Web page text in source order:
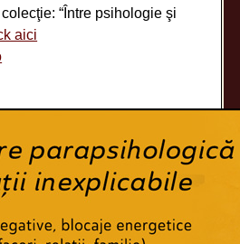
“Între psihologie şi
aici